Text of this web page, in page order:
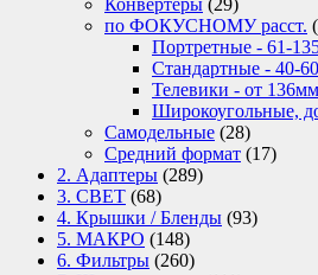
Конвертеры (29)
по ФОКУСНОМУ расст.
Портретные - 61-
Стандартные - 40-
Телевики - от 136мм
Широкоугольные,
Самодельные (28)
Средний формат (17)
2. Адаптеры (289)
3. СВЕТ (68)
4. Крышки / Бленды (93)
5. МАКРО (148)
6. Фильтры (260)